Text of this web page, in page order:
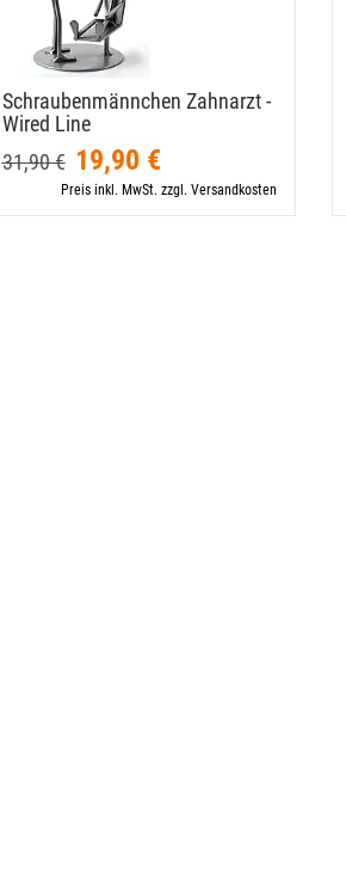
Schraubenmännchen Zahnarzt -
Wired Line
31,90 € 19,90 €
Preis inkl. MwSt. zzgl. Versandkosten